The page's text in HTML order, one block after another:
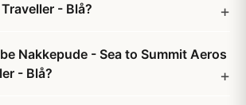
- Blå?
Nakkepude - Sea to Summit Aeros
- Blå?